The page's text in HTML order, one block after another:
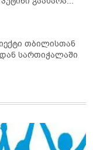
თბილისთან
ახლოს ანუ კოსმოსიდან სართიჭალაში